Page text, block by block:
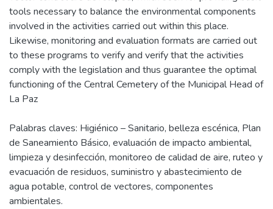
tools necessary to balance the environmental components
involved in the activities carried out within this place.
Likewise, monitoring and evaluation formats are carried out
to these programs to verify and verify that the activities
comply with the legislation and thus guarantee the optimal
functioning of the Central Cemetery of the Municipal Head of
La Paz
Palabras claves: Higiénico – Sanitario, belleza escénica, Plan
de Saneamiento Básico, evaluación de impacto ambiental,
limpieza y desinfección, monitoreo de calidad de aire, ruteo y
evacuación de residuos, suministro y abastecimiento de
agua potable, control de vectores, componentes
ambientales.